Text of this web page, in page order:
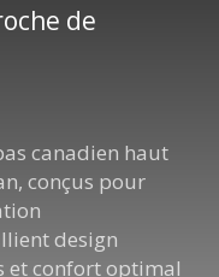
de
canadien haut
conçus pour
design
et confort optimal